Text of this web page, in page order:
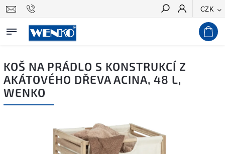
CZK
Hledat
KOŠ NA PRÁDLO S KONSTRUKCÍ Z
AKÁTOVÉHO DŘEVA ACINA, 48 L,
WENKO